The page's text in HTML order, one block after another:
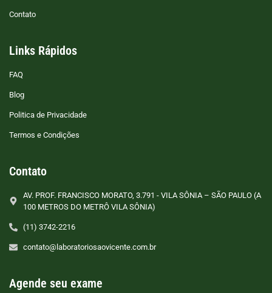
Contato
Links Rápidos
FAQ
Blog
Politica de Privacidade
Termos e Condições
Contato
AV. PROF. FRANCISCO MORATO, 3.791 - VILA SÔNIA – SÃO PAULO (A
100 METROS DO METRÔ VILA SÔNIA)
(11) 3742-2216
contato@laboratoriosaovicente.com.br
Agende seu exame